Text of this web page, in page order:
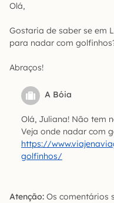
Olá,
Gostaria de saber se em
para nadar com
Abraços!
A Bóia
Olá, Juliana! Não tem
Veja onde nadar com
https://
golfinhos/
Atenção: Os comentários